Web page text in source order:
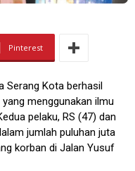
Pinterest
Serang Kota berhasil
menggunakan ilmu
pelaku, RS (47) dan
jumlah puluhan juta
korban di Jalan Yusuf